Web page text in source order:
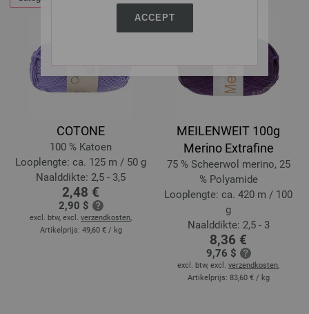
ACCEPT
COTONE
100 % Katoen
Looplengte: ca. 125 m / 50 g
Naalddikte: 2,5 - 3,5
2,48 €
2,90 $
excl. btw, excl. verzendkosten,
Artikelprijs: 49,60 € / kg
MEILENWEIT 100g
Merino Extrafine
75 % Scheerwol merino, 25
% Polyamide
Looplengte: ca. 420 m / 100
g
Naalddikte: 2,5 - 3
8,36 €
9,76 $
excl. btw, excl. verzendkosten,
Artikelprijs: 83,60 € / kg